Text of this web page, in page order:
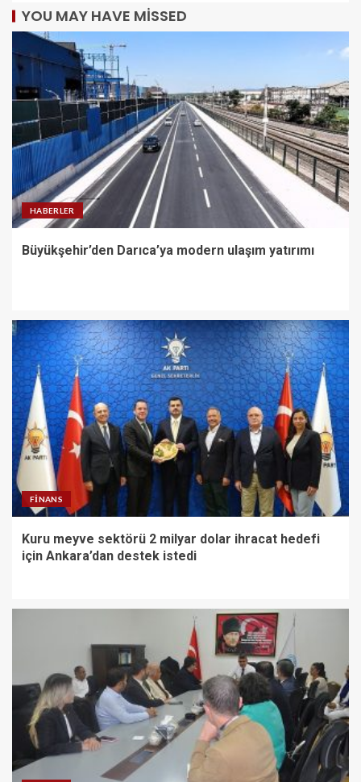
YOU MAY HAVE MISSED
HABERLER
Büyükşehir’den Darıca’ya modern ulaşım yatırımı
FINANS
Kuru meyve sektörü 2 milyar dolar ihracat hedefi
için Ankara’dan destek istedi